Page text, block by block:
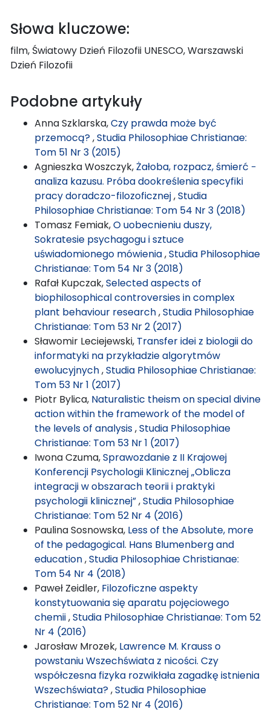
Słowa kluczowe:
film, Światowy Dzień Filozofii UNESCO, Warszawski
Dzień Filozofii
Podobne artykuły
Anna Szklarska,Czy prawda może być
przemocą?,Studia Philosophiae Christianae:
Tom 51 Nr 3 (2015)
Agnieszka Woszczyk,Żałoba, rozpacz, śmierć −
analiza kazusu. Próba dookreślenia specyfiki
pracy doradczo-filozoficznej,Studia
Philosophiae Christianae: Tom 54 Nr 3 (2018)
Tomasz Femiak,O uobecnieniu duszy,
Sokratesie psychagogu i sztuce
uświadomionego mówienia,Studia Philosophiae
Christianae: Tom 54 Nr 3 (2018)
Rafał Kupczak,Selected aspects of
biophilosophical controversies in complex
plant behaviour research,Studia Philosophiae
Christianae: Tom 53 Nr 2 (2017)
Sławomir Leciejewski, Transfer idei z biologii do
informatyki na przykładzie algorytmów
ewolucyjnych,Studia Philosophiae Christianae:
Tom 53 Nr 1 (2017)
Piotr Bylica, Naturalistic theism on special divine
action within the framework of the model of
the levels of analysis,Studia Philosophiae
Christianae: Tom 53 Nr 1 (2017)
Iwona Czuma,Sprawozdanie z II Krajowej
Konferencji Psychologii Klinicznej „Oblicza
integracji w obszarach teorii i praktyki
psychologii klinicznej”,Studia Philosophiae
Christianae: Tom 52 Nr 4 (2016)
Paulina Sosnowska, Less of the Absolute, more
of the pedagogical. Hans Blumenberg and
education,Studia Philosophiae Christianae:
Tom 54 Nr 4 (2018)
Paweł Zeidler, Filozoficzne aspekty
konstytuowania się aparatu pojęciowego
chemii,Studia Philosophiae Christianae: Tom 52
Nr 4 (2016)
Jarosław Mrozek, Lawrence M. Krauss o
powstaniu Wszechświata z nicości. Czy
współczesna fizyka rozwikłała zagadkę istnienia
Wszechświata?,Studia Philosophiae
Christianae: Tom 52 Nr 4 (2016)